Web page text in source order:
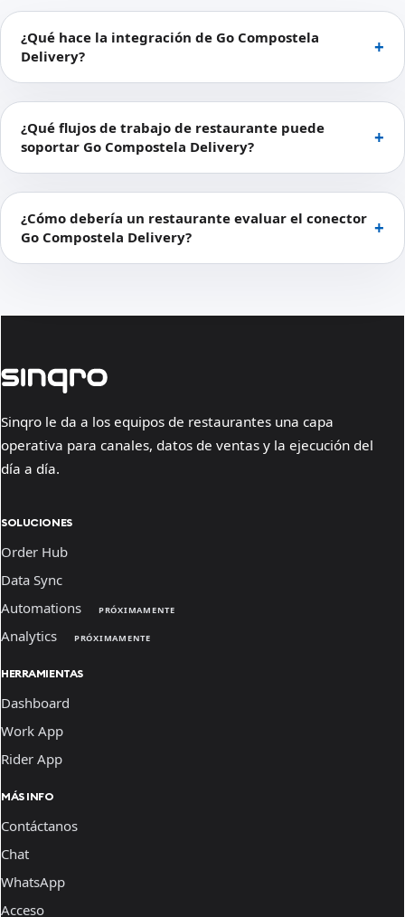
¿Qué hace la integración de Go Compostela
Delivery?
¿Qué flujos de trabajo de restaurante puede
soportar Go Compostela Delivery?
¿Cómo debería un restaurante evaluar el conector
Go Compostela Delivery?
Sinqro le da a los equipos de restaurantes una capa
operativa para canales, datos de ventas y la ejecución del
día a día.
SOLUCIONES
Order Hub
Data Sync
Automations
PRÓXIMAMENTE
Analytics PRÓXIMAMENTE
HERRAMIENTAS
Dashboard
Work App
Rider App
MÁS INFO
Contáctanos
Chat
WhatsApp
Acceso